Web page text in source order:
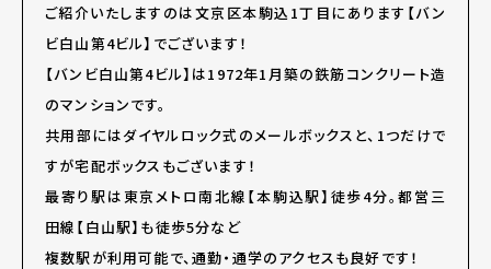
ご紹介いたしますのは文京区本駒込1丁目にあります【バン
ビ白山第4ビル】でございます！
【バンビ白山第4ビル】は1972年1月築の鉄筋コンクリート造
のマンションです。
共用部にはダイヤルロック式のメールボックスと、1つだけで
すが宅配ボックスもございます！
最寄り駅は東京メトロ南北線【本駒込駅】徒歩4分。都営三
田線【白山駅】も徒歩5分など
複数駅が利用可能で、通勤・通学のアクセスも良好です！